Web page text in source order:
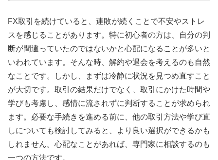
FX取引を続けていると、連敗が続くことで不安やストレ
スを感じることがあります。特に初心者の方は、自分の判
断が間違っていたのではないかと心配になることが多いと
いわれています。そんな時、解約や退会を考えるのも自然
なことです。しかし、まずは冷静に状況を見つめ直すこと
が大切です。取引の結果だけでなく、取引にかけた時間や
学びも考慮し、感情に流されずに判断することが求められ
ます。必要な手続きを進める前に、他の取引方法や学び直
しについても検討してみると、より良い選択ができるかも
しれません。心配なことがあれば、専門家に相談するのも
一つの方法です。